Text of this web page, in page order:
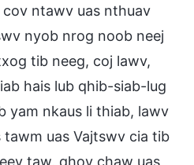
ntawv uas nthuav
nyob nrog noob neej
tib neeg, coj lawv,
hais lub qhib-siab-lug
yam nkaus li thiab, lawv
uas Vajtswv cia tib
taw, qhov chaw uas